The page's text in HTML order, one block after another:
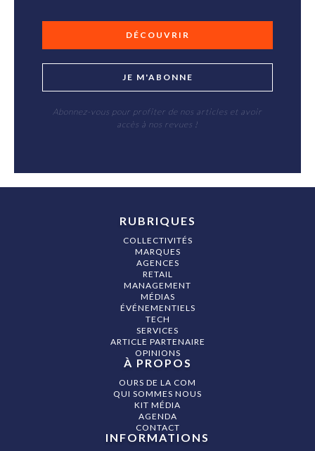
DÉCOUVRIR
JE M'ABONNE
Abonnez-vous pour profiter de nos articles et avoir
accès à nos revues !
RUBRIQUES
COLLECTIVITÉS
MARQUES
AGENCES
RETAIL
MANAGEMENT
MÉDIAS
ÉVÉNEMENTIELS
TECH
SERVICES
ARTICLE PARTENAIRE
OPINIONS
À PROPOS
OURS DE LA COM
QUI SOMMES NOUS
KIT MÉDIA
AGENDA
CONTACT
INFORMATIONS